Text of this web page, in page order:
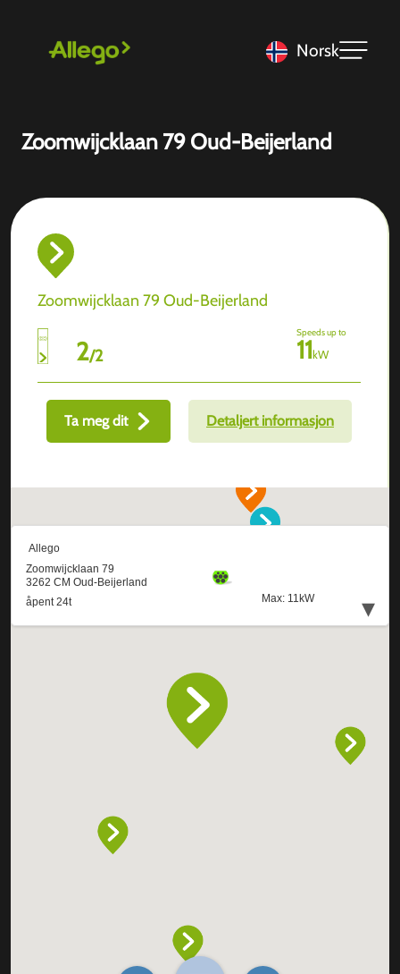
Norsk
Zoomwijcklaan 79 Oud-Beijerland
Zoomwijcklaan 79 Oud-Beijerland
2/2
Speeds up to
11kW
Ta meg dit Detaljert informasjon